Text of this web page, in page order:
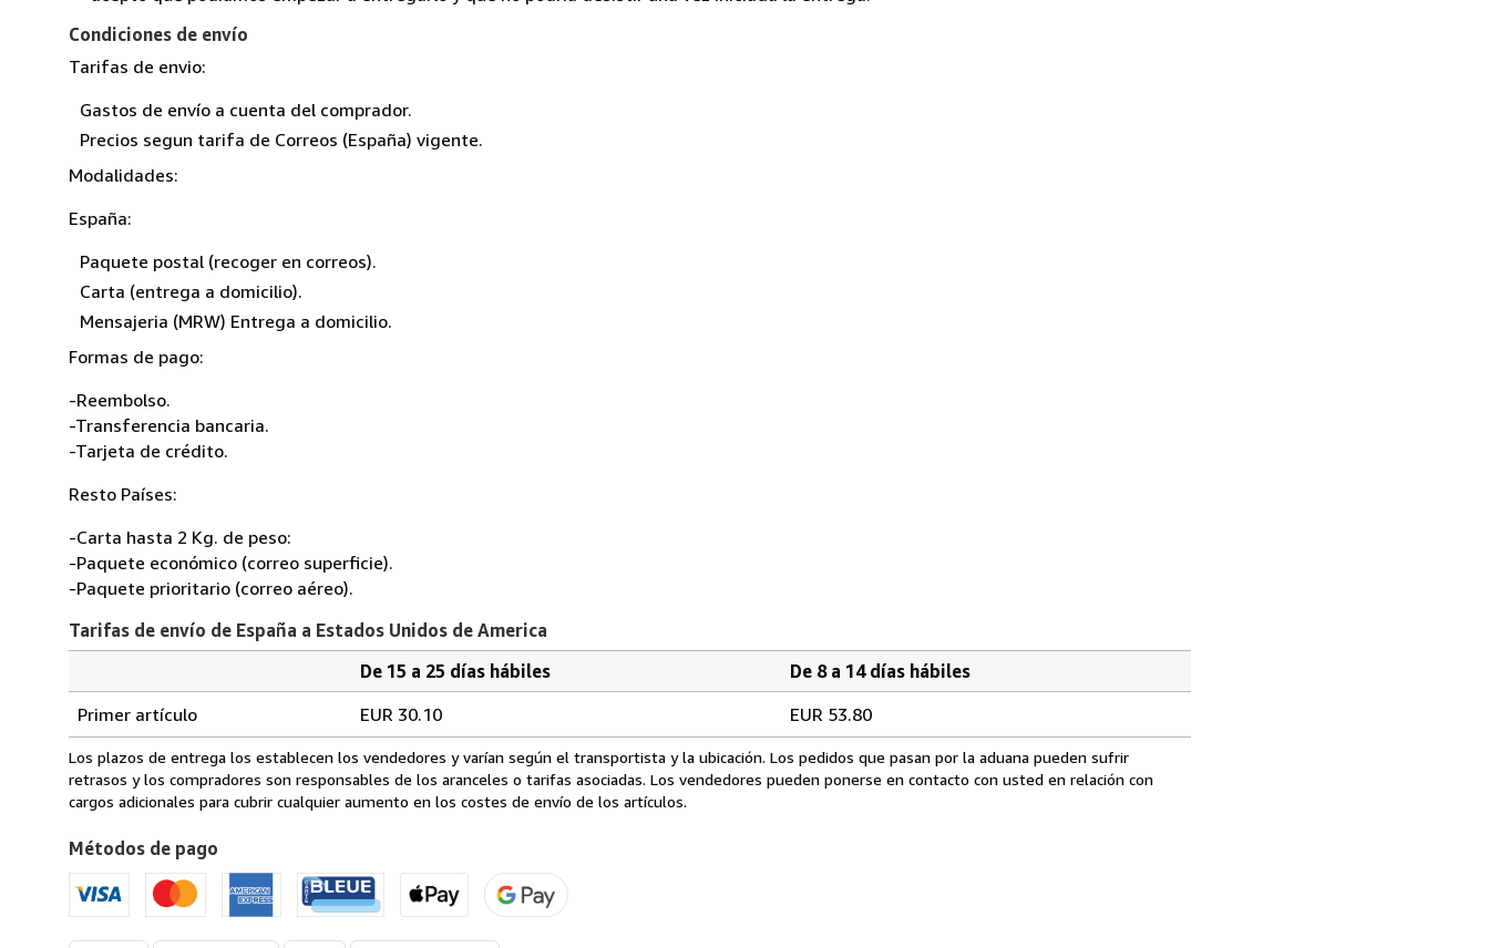
Condiciones de envío
Tarifas de envio:
Gastos de envío a cuenta del comprador.
Precios segun tarifa de Correos (España) vigente.
Modalidades:
España:
Paquete postal (recoger en correos).
Carta (entrega a domicilio).
Mensajeria (MRW) Entrega a domicilio.
Formas de pago:
-Reembolso.
-Transferencia bancaria.
-Tarjeta de crédito.
Resto Países:
-Carta hasta 2 Kg. de peso:
-Paquete económico (correo superficie).
-Paquete prioritario (correo aéreo).
Tarifas de envío de España a Estados Unidos de America
de
envío
de
España
Estados
Unidos
de
America
pedido
De 15 a 25 días hábiles
De 8 a 14 días hábiles
Primer artículo
EUR 30.10 EUR 53.80
Los plazos de entrega los establecen los vendedores y varían según el transportista y la ubicación. Los pedidos que pasan por la aduana pueden sufrir
retrasos y los compradores son responsables de los aranceles o tarifas asociadas. Los vendedores pueden ponerse en contacto con usted en relación con
cargos adicionales para cubrir cualquier aumento en los costes de envío de los artículos.
Métodos de pago